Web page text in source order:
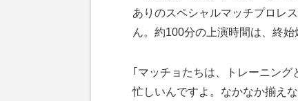
ありのスペシャルマッチプロレ
ん。約100分の上演時間は、終始
｢マッチョたちは、トレーニン
忙しいんですよ。なかなか揃え